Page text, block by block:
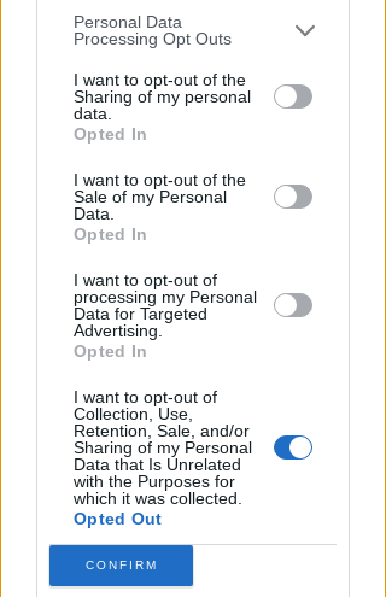
You may separately opt-out of the further
disclosure of your personal information
by third parties on the IAB’s list of
downstream participants.
by us to third parties on the IAB’s List of
Downstream Participants that may
further disclose it to other third parties.
Personal Data
Processing Opt Outs
I want to opt-out of the
Sharing of my personal
data.
Opted In
I want to opt-out of the
Sale of my Personal
Data.
Opted In
I want to opt-out of
processing my Personal
Data for Targeted
Advertising.
Opted In
I want to opt-out of
Collection, Use,
Retention, Sale, and/or
Sharing of my Personal
Data that Is Unrelated
with the Purposes for
which it was collected.
Opted Out
CONFIRM
Redazione
CRER FIGC LND
Ecco gli accoppiamenti di
Coppa Italia Promozione e
Prima Categoria
Icaro Sport